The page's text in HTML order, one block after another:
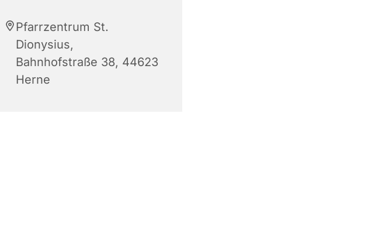
Pfarrzentrum St.
Dionysius,
Bahnhofstraße 38, 44623
Herne